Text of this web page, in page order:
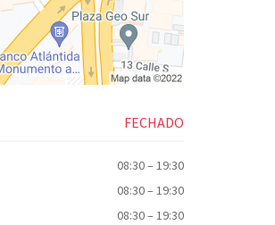
FECHADO
08:30– 19:30
08:30– 19:30
08:30– 19:30